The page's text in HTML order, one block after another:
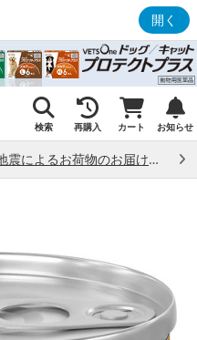
開く
検索 再購入 カート お知らせ
熊本県熊本地方で発生した地震によるお荷物のお届け状況について （7/28）